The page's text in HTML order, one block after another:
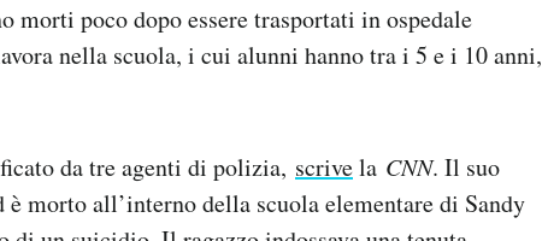
morti poco dopo essere trasportati in ospedale
nella scuola, i cui alunni hanno tra i 5 e i 10 anni,
da tre agenti di polizia, scrivela CNN. Il suo
è morto all’interno della scuola elementare di Sandy